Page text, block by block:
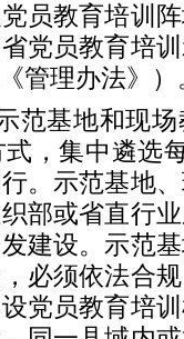
员教育培训
党员教育培
管理办法》）
范基地和现
，集中遴选
。示范基地
部或省直行
建设。示范
必须依法合
党员教育培